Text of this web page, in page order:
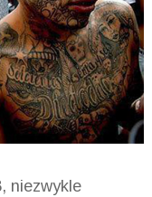
niezwykle